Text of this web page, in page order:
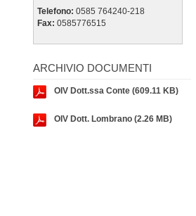
Telefono: 0585 764240-218
Fax: 0585776515
ARCHIVIO DOCUMENTI
OIV Dott.ssa Conte (609.11 KB)
OIV Dott. Lombrano (2.26 MB)